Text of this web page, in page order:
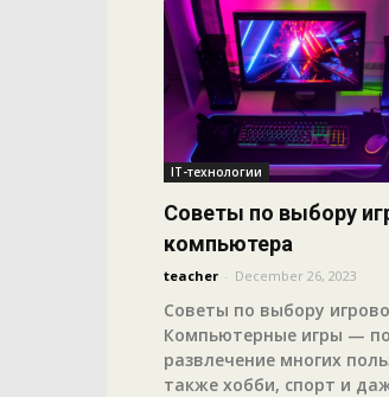
IT-технологии
Советы по выбору
компьютера
teacher - December 26, 2023
Советы по выбору
Компьютерные игры —
развлечение многих
также хобби, спорт и